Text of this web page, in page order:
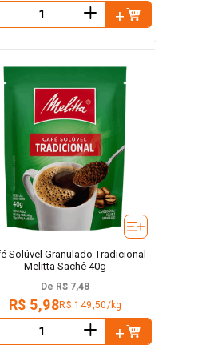
＋
Solúvel Granulado Tradicional
Melitta Sachê 40g
De R$ 7,48
R$ 5,98R$ 149,50/kg
＋